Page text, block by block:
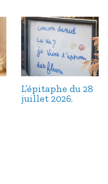
L’épitaphe du 28
juillet 2026.